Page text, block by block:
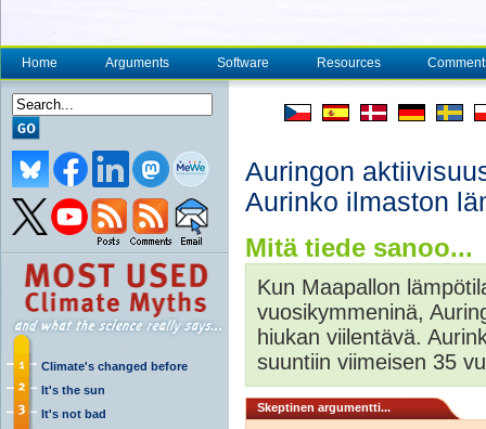
Home Arguments Software Resources
Climate's changed before
It's the sun
It's not bad
Auringon
Aurinko ilmaston
Mitä tiede sanoo...
Kun Maapallon
vuosikymmeninä,
hiukan viilentävä.
suuntiin viimeisen 35
Skeptinen argumentti...